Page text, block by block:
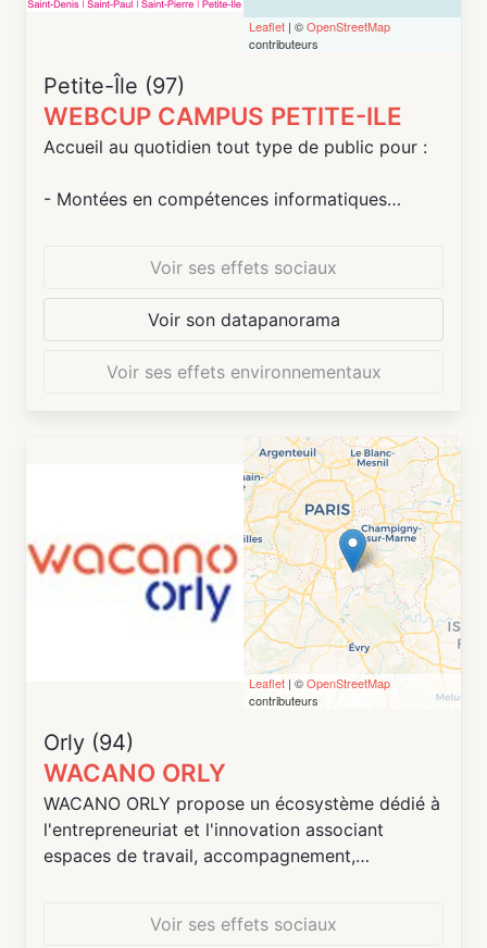
France (Paris, Orly, Roissy, Cergy, ...) accessibles
aux membres de la communauté des
Leaflet | ©OpenStreetMap
contributeurs
Petite-Île (97)
WEBCUP CAMPUS PETITE-ILE
Accueil au quotidien tout type de public pour :
- Montées en compétences informatiques
Pour les enfants et les jeunes, dès l'âge de 8 ans
- Stages vacances numériques : Coding,
logiciels multimédias photos/vidéo, Musique
Assistée par Ordinateur, cyber sécurité, création
de jeux vidéos (Scratch / Unity)...
Voir ses effets sociaux
Voir son datapanorama
Voir ses effets environnementaux
Leaflet | ©OpenStreetMap
contributeurs
Orly (94)
WACANO ORLY
WACANO ORLY propose un écosystème dédié à
l'entrepreneuriat et l'innovation associant
espaces de travail, accompagnement,
Les espaces à disposition recouvrent des
Voir ses effets sociaux